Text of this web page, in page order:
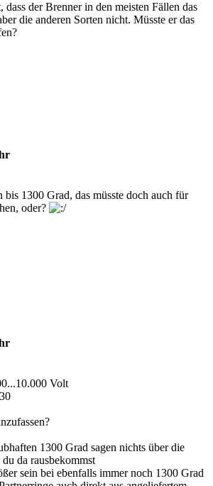
der Brenner in den meisten Fällen das
die anderen Sorten nicht. Müsste er das
1300 Grad, das müsste doch auch für
oder?
Volt
1300 Grad sagen nichts über die
da rausbekommst
sein bei ebenfalls immer noch 1300 Grad